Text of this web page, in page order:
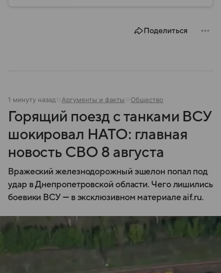
Поделиться
1 минуту назад Аргументы и факты Общество
Горящий поезд с танками ВСУ
шокировал НАТО: главная
новость СВО 8 августа
Вражеский железнодорожный эшелон попал под
удар в Днепропетровской области. Чего лишились
боевики ВСУ — в эксклюзивном материале aif.ru.